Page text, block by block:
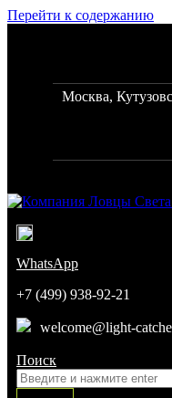
Перейти к содержанию
Москва,
WhatsApp
+7 (499) 938-92-21
welcome@light-
Поиск